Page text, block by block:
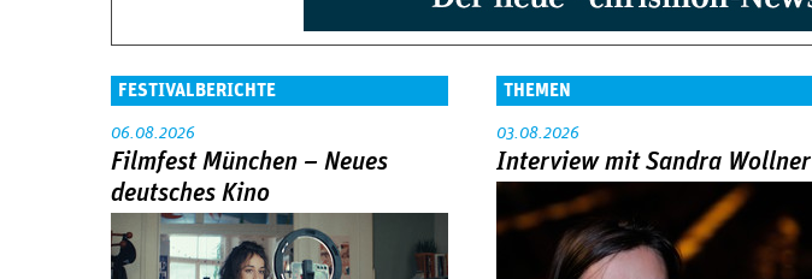
FESTIVALBERICHTE
06.08.2026
Filmfest München – Neues
deutsches Kino
THEMEN
03.08.2026
Interview mit Sandra Wollner